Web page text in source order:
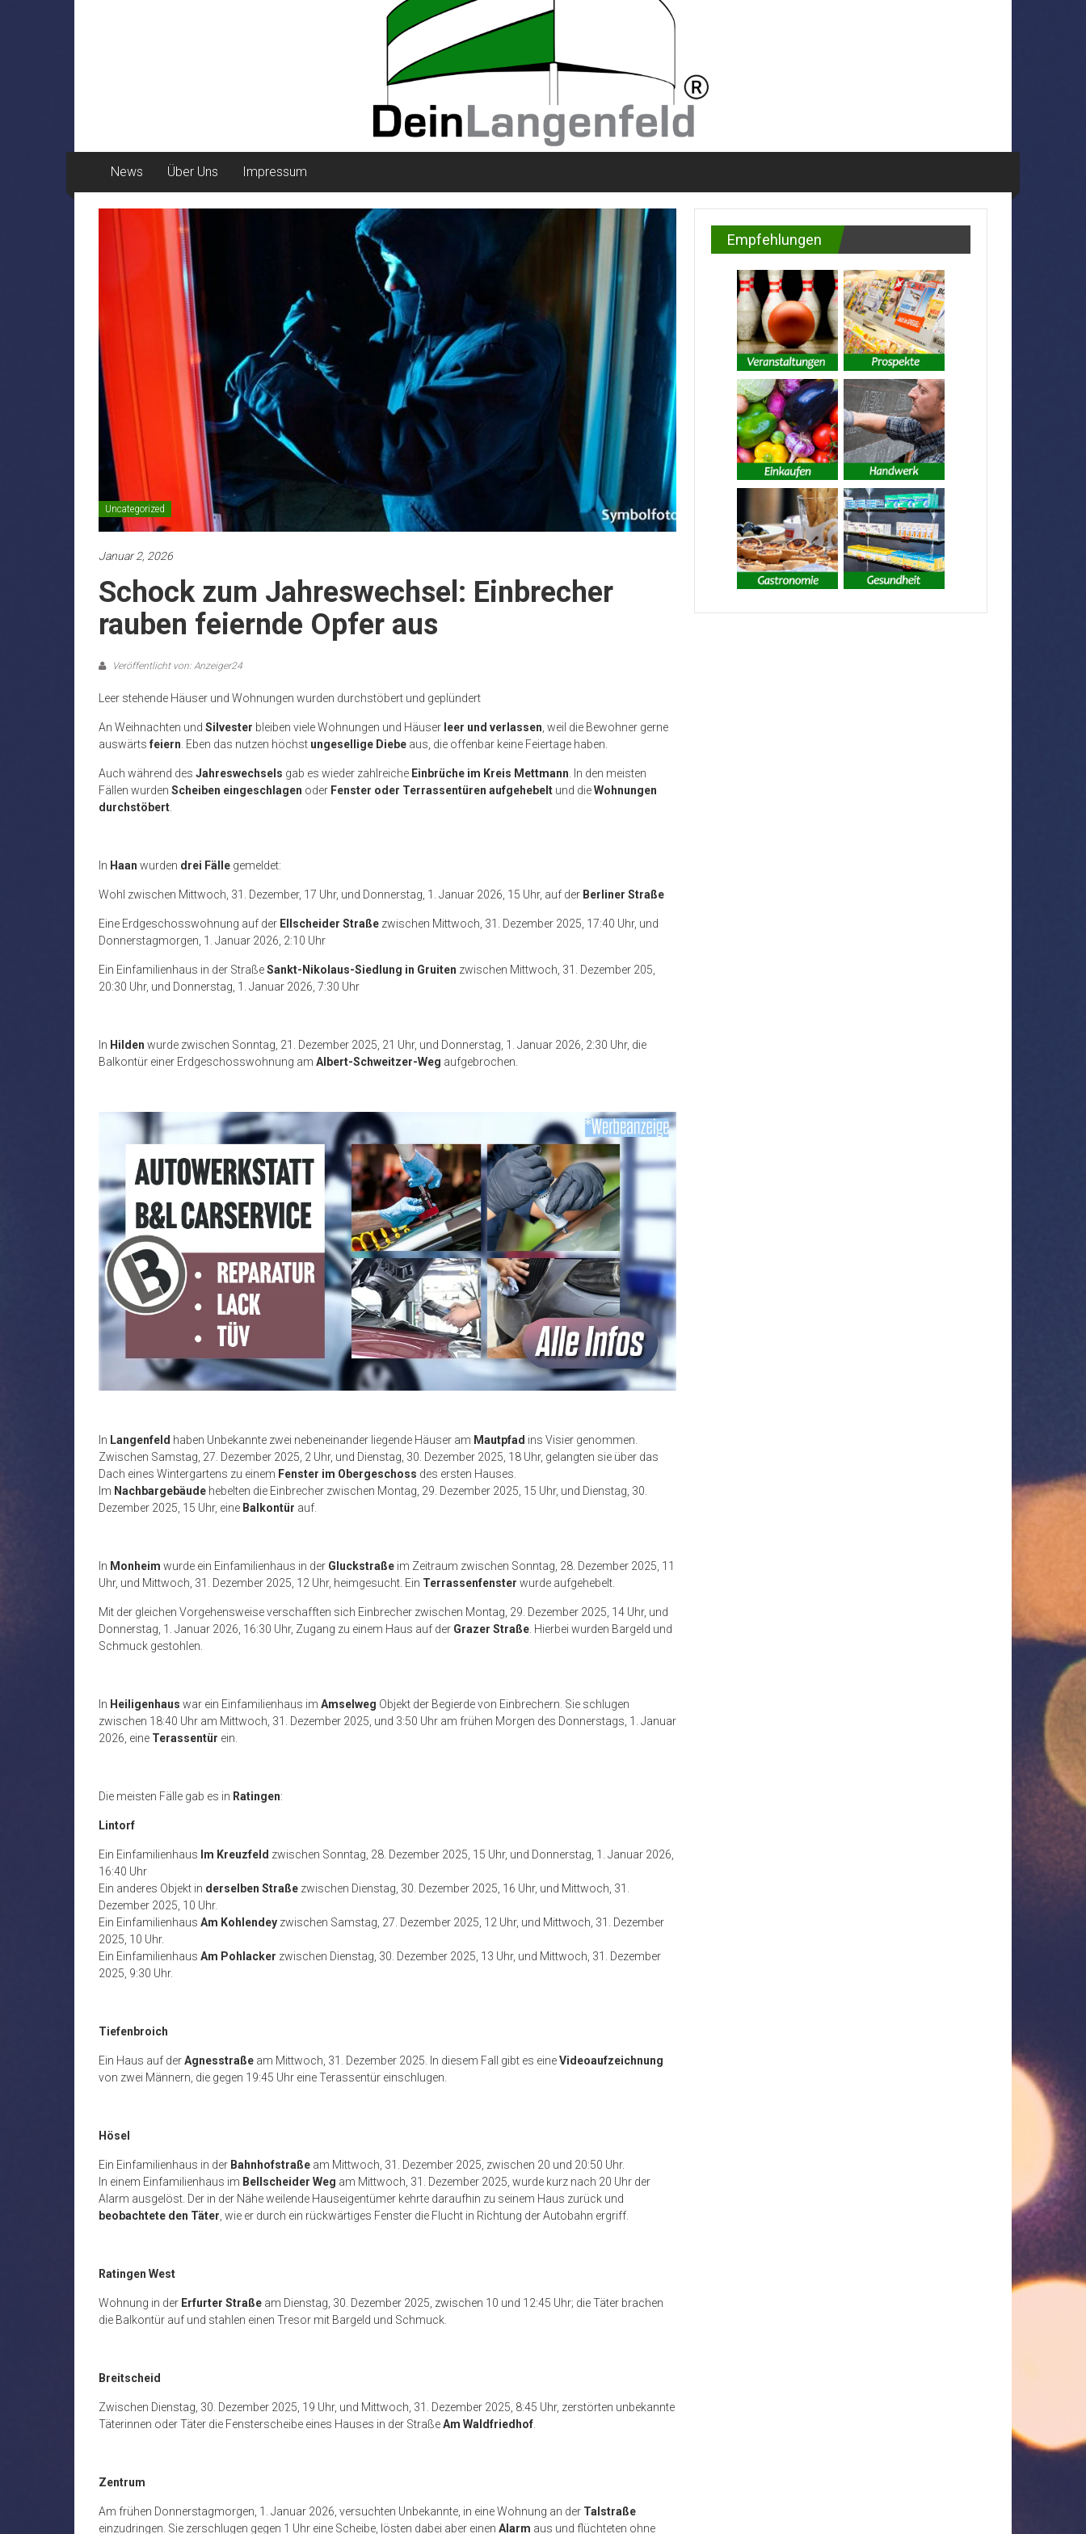
News Über Uns Impressum
Uncategorized
Januar 2, 2026
Schock zum Jahreswechsel: Einbrecher
rauben feiernde Opfer aus
Veröffentlicht von: Anzeiger24
Leer stehende Häuser und Wohnungen wurden durchstöbert und geplündert
An Weihnachten und Silvester bleiben viele Wohnungen und Häuser leer und verlassen , weil die Bewohner gerne
auswärts feiern . Eben das nutzen höchst ungesellige Diebe aus, die offenbar keine Feiertage haben.
Auch während des Jahreswechsels gab es wieder zahlreiche Einbrüche im Kreis Mettmann . In den meisten
Fällen wurden Scheiben eingeschlagen oder Fenster oder Terrassentüren aufgehebelt und dieWohnungen
durchstöbert
In Haan wurden drei Fälle gemeldet:
Wohl zwischen Mittwoch, 31. Dezember, 17 Uhr, und Donnerstag, 1. Januar 2026, 15 Uhr, auf der Berliner Straße
Eine Erdgeschosswohnung auf der Ellscheider Straße zwischen Mittwoch, 31. Dezember 2025, 17:40 Uhr, und
Donnerstagmorgen, 1. Januar 2026, 2:10 Uhr
Ein Einfamilienhaus in der StraßeSankt-Nikolaus-Siedlung in Gruiten zwischen Mittwoch, 31. Dezember 205,
20:30 Uhr, und Donnerstag, 1. Januar 2026, 7:30 Uhr
In Hilden wurde zwischen Sonntag, 21. Dezember 2025, 21 Uhr, und Donnerstag, 1. Januar 2026, 2:30 Uhr, die
Balkontür einer Erdgeschosswohnung am Albert-Schweitzer-Weg aufgebrochen.
In Langenfeld haben Unbekannte zwei nebeneinander liegende Häuser am Mautpfad ins Visier genommen.
Zwischen Samstag, 27. Dezember 2025, 2 Uhr, und Dienstag, 30. Dezember 2025, 18 Uhr, gelangten sie über das
Dach eines Wintergartens zu einem Fenster im Obergeschoss des ersten Hauses.
Im Nachbargebäude hebelten die Einbrecher zwischen Montag, 29. Dezember 2025, 15 Uhr, und Dienstag, 30.
Dezember 2025, 15 Uhr, eine Balkontür auf.
In Monheim wurde ein Einfamilienhaus in der Gluckstraße im Zeitraum zwischen Sonntag, 28. Dezember 2025, 11
Uhr, und Mittwoch, 31. Dezember 2025, 12 Uhr, heimgesucht. Ein Terrassenfenster wurde aufgehebelt.
Mit der gleichen Vorgehensweise verschafften sich Einbrecher zwischen Montag, 29. Dezember 2025, 14 Uhr, und
Donnerstag, 1. Januar 2026, 16:30 Uhr, Zugang zu einem Haus auf der Grazer Straße. Hierbei wurden Bargeld und
Schmuck gestohlen.
In Heiligenhaus war ein Einfamilienhaus im Amselweg Objekt der Begierde von Einbrechern. Sie schlugen
zwischen 18:40 Uhr am Mittwoch, 31. Dezember 2025, und 3:50 Uhr am frühen Morgen des Donnerstags, 1. Januar
2026, eine Terassentür ein.
Die meisten Fälle gab es in Ratingen:
Lintorf
Ein Einfamilienhaus Im Kreuzfeld zwischen Sonntag, 28. Dezember 2025, 15 Uhr, und Donnerstag, 1. Januar 2026,
16:40 Uhr
Ein anderes Objekt in derselben Straße zwischen Dienstag, 30. Dezember 2025, 16 Uhr, und Mittwoch, 31.
Dezember 2025, 10 Uhr.
Ein Einfamilienhaus Am Kohlendey zwischen Samstag, 27. Dezember 2025, 12 Uhr, und Mittwoch, 31. Dezember
2025, 10 Uhr.
Ein Einfamilienhaus Am Pohlacker zwischen Dienstag, 30. Dezember 2025, 13 Uhr, und Mittwoch, 31. Dezember
2025, 9:30 Uhr.
Tiefenbroich
Ein Haus auf derAgnesstraße am Mittwoch, 31. Dezember 2025. In diesem Fall gibt es eineVideoaufzeichnung
von zwei Männern, die gegen 19:45 Uhr eine Terassentür einschlugen.
Hösel
Ein Einfamilienhaus in der Bahnhofstraße am Mittwoch, 31. Dezember 2025, zwischen 20 und 20:50 Uhr.
In einem Einfamilienhaus im Bellscheider Weg am Mittwoch, 31. Dezember 2025, wurde kurz nach 20 Uhr der
Alarm ausgelöst. Der in der Nähe weilende Hauseigentümer kehrte daraufhin zu seinem Haus zurück und
beobachtete den Täter, wie er durch ein rückwärtiges Fenster die Flucht in Richtung der Autobahn ergriff.
Ratingen West
Wohnung in der Erfurter Straße am Dienstag, 30. Dezember 2025, zwischen 10 und 12:45 Uhr; die Täter brachen
die Balkontür auf und stahlen einen Tresor mit Bargeld und Schmuck.
Breitscheid
Zwischen Dienstag, 30. Dezember 2025, 19 Uhr, und Mittwoch, 31. Dezember 2025, 8:45 Uhr, zerstörten unbekannte
Täterinnen oder Täter die Fensterscheibe eines Hauses in der StraßeAm Waldfriedhof.
Zentrum
Am frühen Donnerstagmorgen, 1. Januar 2026, versuchten Unbekannte, in eine Wohnung an der Talstraße
einzudringen. Sie zerschlugen gegen 1 Uhr eine Scheibe, lösten dabei aber einen Alarm aus und flüchteten ohne
Empfehlungen